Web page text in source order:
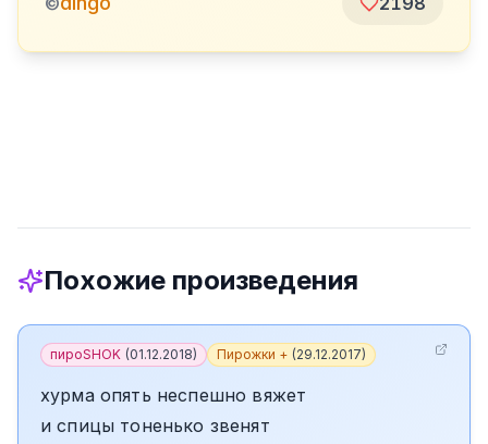
Похожие произведения
пироSHOK (01.12.2018) Пирожки + (29.12.2017)
хурма опять неспешно вяжет
и спицы тоненько звенят